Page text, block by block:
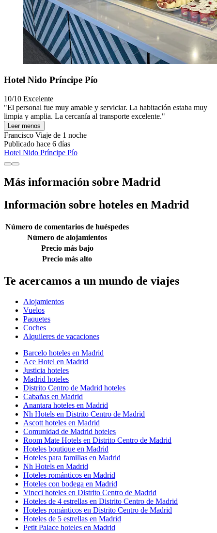
Hotel Nido Príncipe Pío
10/10 Excelente
"El personal fue muy amable y serviciar. La habitación estaba muy
limpia y amplia. La cercanía al transporte excelente."
Leer menos
Francisco Viaje de 1 noche
Publicado hace 6 días
Hotel Nido Príncipe Pío
Más información sobre Madrid
Información sobre hoteles en Madrid
Número de comentarios de huéspedes
Número de alojamientos
Precio más bajo
Precio más alto
Te acercamos a un mundo de viajes
Alojamientos
Vuelos
Paquetes
Coches
Alquileres de vacaciones
Barcelo hoteles en Madrid
Ace Hotel en Madrid
Justicia hoteles
Madrid hoteles
Distrito Centro de Madrid hoteles
Cabañas en Madrid
Anantara hoteles en Madrid
Nh Hotels en Distrito Centro de Madrid
Ascott hoteles en Madrid
Comunidad de Madrid hoteles
Room Mate Hotels en Distrito Centro de Madrid
Hoteles boutique en Madrid
Hoteles para familias en Madrid
Nh Hotels en Madrid
Hoteles románticos en Madrid
Hoteles con bodega en Madrid
Vincci hoteles en Distrito Centro de Madrid
Hoteles de 4 estrellas en Distrito Centro de Madrid
Hoteles románticos en Distrito Centro de Madrid
Hoteles de 5 estrellas en Madrid
Petit Palace hoteles en Madrid